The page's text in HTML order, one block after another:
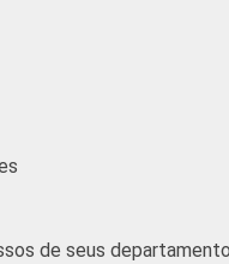
de seus